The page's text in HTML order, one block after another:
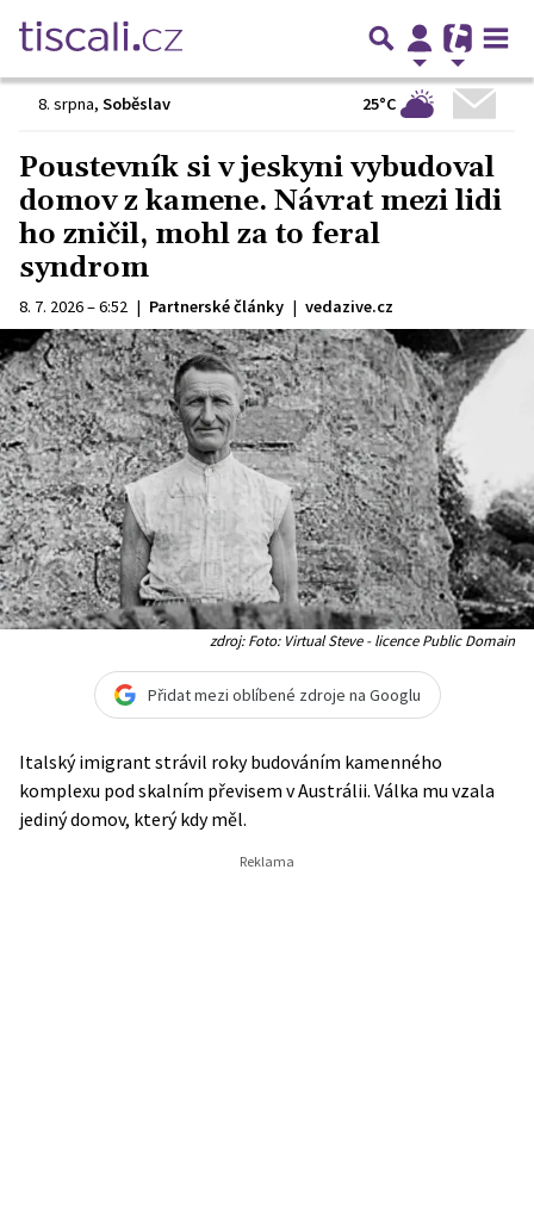
8. srpna, Soběslav 25°C
Poustevník si v jeskyni vybudoval
domov z kamene. Návrat mezi lidi
ho zničil, mohl za to feral
syndrom
8. 7. 2026 – 6:52 | Partnerské články | vedazive.cz
zdroj: Foto: Virtual Steve - licence Public Domain
Přidat mezi oblíbené zdroje na Googlu
Italský imigrant strávil roky budováním kamenného
komplexu pod skalním převisem v Austrálii. Válka mu vzala
jediný domov, který kdy měl.